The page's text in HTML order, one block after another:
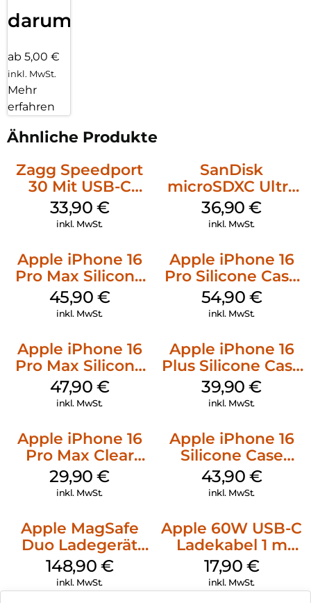
darum!
ab 5,00 €
inkl. MwSt.
Mehr
erfahren
Ähnliche Produkte
Zagg Speedport
30 Mit USB-C
Kabel Weiß
33,90 €
inkl. MwSt.
SanDisk
microSDXC Ultra
128 GB + Adapter
Mobile
36,90€
inkl. MwSt.
Apple iPhone 16
Pro Max Silicone
Case MagSafe
Ultramarine
45,90 €
inkl. MwSt.
Apple iPhone 16
Pro Silicone Case
MagSafe Black
54,90 €
inkl. MwSt.
Apple iPhone 16
Pro Max Silicone
Case MagSafe
Black
47,90 €
inkl. MwSt.
Apple iPhone 16
Plus Silicone Case
MagSafe Plum
39,90€
inkl. MwSt.
Apple iPhone 16
Pro Max Clear
Case MagSafe
Transparent
29,90€
inkl. MwSt.
Apple iPhone 16
Silicone Case
MagSafe Plum
43,90 €
inkl. MwSt.
Apple MagSafe
Duo Ladegerät
Weiß
148,90 €
inkl. MwSt.
Apple 60W USB-C
Ladekabel 1 m
Weiß
17,90 €
inkl. MwSt.